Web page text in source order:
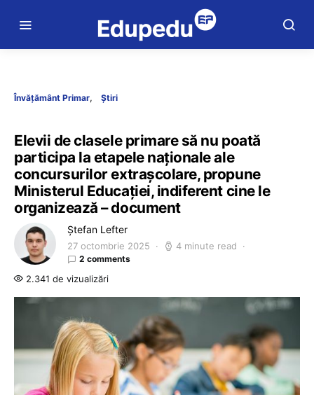
Învățământ Primar Știri
Elevii de clasele primare să nu poată
participa la etapele naționale ale
concursurilor extrașcolare, propune
Ministerul Educației, indiferent cine le
organizează – document
Ștefan Lefter
27 octombrie 2025 4 minute read
2 comments
2.341 de vizualizări